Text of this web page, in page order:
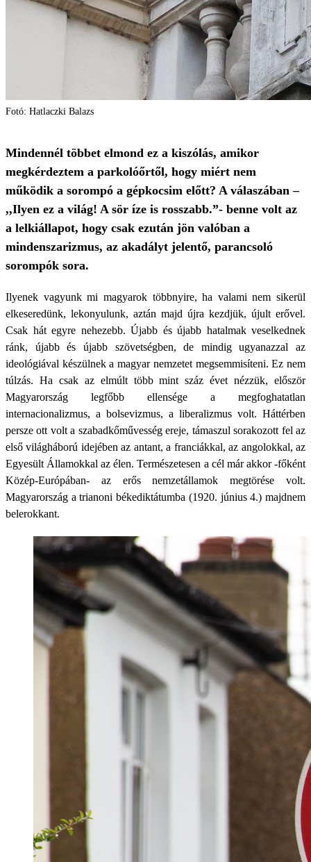
Fotó: Hatlaczki Balazs
Mindennél többet elmond ez a kiszólás, amikor
megkérdeztem a parkolóőrtől, hogy miért nem
működik a sorompó a gépkocsim előtt? A válaszában –
,,Ilyen ez a világ! A sör íze is rosszabb.”- benne volt az
a lelkiállapot, hogy csak ezután jön valóban a
mindenszarizmus, az akadályt jelentő, parancsoló
sorompók sora.
Ilyenek vagyunk mi magyarok többnyire, ha valami nem sikerül
elkeseredünk, lekonyulunk, aztán majd újra kezdjük, újult erővel.
Csak hát egyre nehezebb. Újabb és újabb hatalmak veselkednek
ránk, újabb és újabb szövetségben, de mindig ugyanazzal az
ideológiával készülnek a magyar nemzetet megsemmisíteni. Ez nem
túlzás. Ha csak az elmúlt több mint száz évet nézzük, először
Magyarország legfőbb ellensége a megfoghatatlan
internacionalizmus, a bolsevizmus, a liberalizmus volt. Háttérben
persze ott volt a szabadkőművesség ereje, támaszul sorakozott fel az
első világháború idejében az antant, a franciákkal, az angolokkal, az
Egyesült Államokkal az élen. Természetesen a cél már akkor -főként
Közép-Európában- az erős nemzetállamok megtörése volt.
Magyarország a trianoni békediktátumba (1920. június 4.) majdnem
belerokkant.